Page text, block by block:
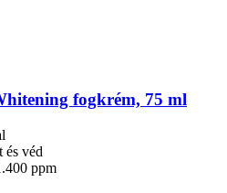
fogkrém, 75 ml
és véd
ppm